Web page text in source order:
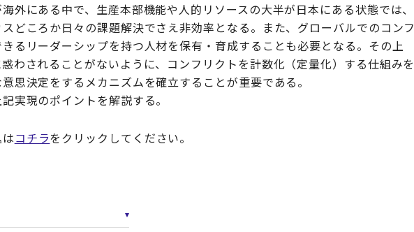
外にある中で、生産本部機能や人的リソースの大半が日本にある状態では、
どころか日々の課題解決でさえ非効率となる。また、グローバルでのコンフ
るリーダーシップを持つ人材を保有・育成することも必要となる。その上
わされることがないように、コンフリクトを計数化（定量化）する仕組みを
思決定をするメカニズムを確立することが重要である。
実現のポイントを解説する。
コチラをクリックしてください。